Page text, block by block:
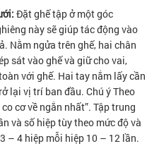
Đặt ghế tập ở một góc
này sẽ giúp tác động vào
Nằm ngửa trên ghế, hai chân
sát vào ghế và giữ cho vai,
với ghế. Hai tay nắm lấy cần
lại vị trí ban đầu. Chú ý Theo
cơ về ngắn nhất”. Tập trung
và số hiệp tùy theo mức độ và
– 4 hiệp mỗi hiệp 10 – 12 lần.